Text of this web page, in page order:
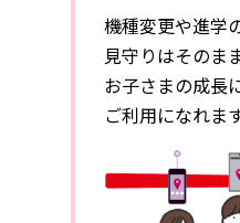
機種変更や進学
見守りはそのま
お子さまの成長
ご利用になれます